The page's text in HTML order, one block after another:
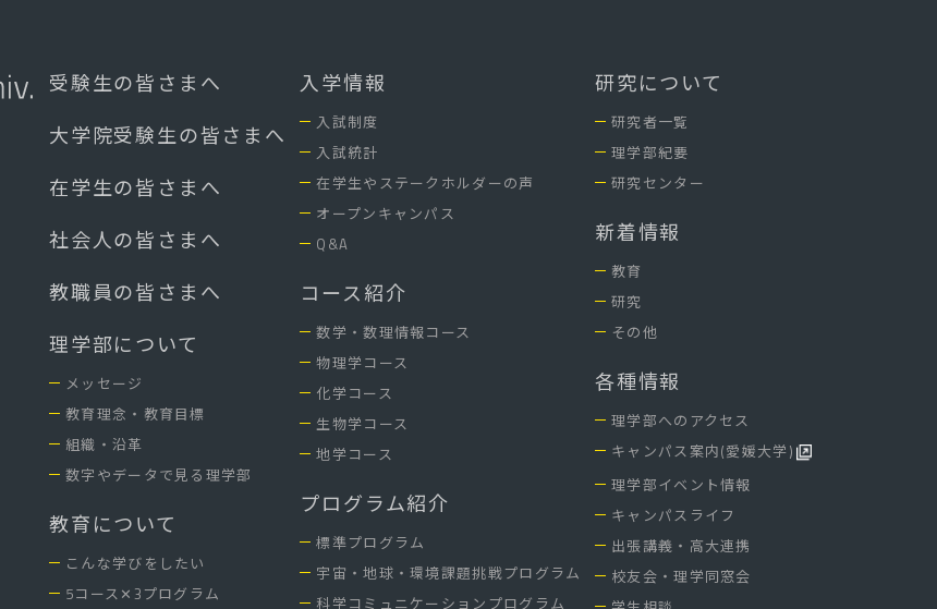
受験生の皆さまへ
大学院受験生の皆さまへ
在学生の皆さまへ
社会人の皆さまへ
教職員の皆さまへ
理学部について
メッセージ
教育理念・教育目標
組織・沿革
数字やデータで見る理学部
教育について
こんな学びをしたい
5コース✕3プログラム
入学情報
入試制度
入試統計
在学生やステークホルダーの声
オープンキャンパス
Q&A
コース紹介
数学・数理情報コース
物理学コース
化学コース
生物学コース
地学コース
プログラム紹介
標準プログラム
宇宙・地球・環境課題挑戦プログラム
科学コミュニケーションプログラム
研究について
研究者一覧
理学部紀要
研究センター
新着情報
教育
研究
その他
各種情報
理学部へのアクセス
キャンパス案内(愛媛大学)
理学部イベント情報
キャンパスライフ
出張講義・高大連携
校友会・理学同窓会